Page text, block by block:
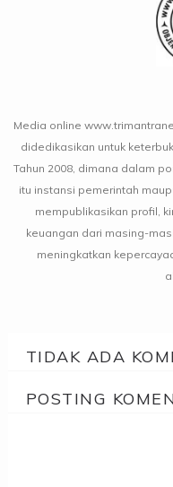
Media online
didedikasikan untuk
Tahun 2008, dimana dalam
itu instansi pemerintah
mempublikasikan profil,
keuangan dari masing-
meningkatkan
TIDAK ADA
POSTING